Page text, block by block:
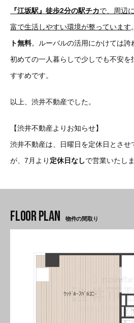
『江坂駅』徒歩2分の駅チカで、周辺
富で生活しやすい環境が整っています
ト無料。ルーバルの活用にかけては誇
初めての一人暮らしで少しでも不安を
すすめです。
以上、渋井不動産でした。
【渋井不動産よりお知らせ】
渋井不動産は、日曜日を定休日とさせ
が、7月より 定休日なしで営業いたしま
物件の間取り